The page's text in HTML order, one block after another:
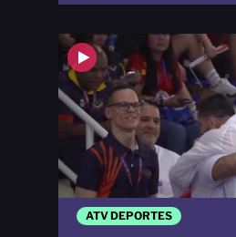
ATV DEPORTES